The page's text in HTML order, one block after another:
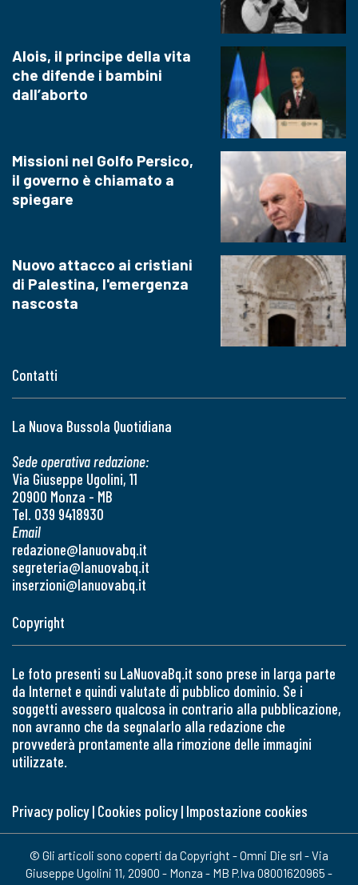
Contatti
La Nuova Bussola Quotidiana
Sede operativa redazione:
Via Giuseppe Ugolini, 11
20900 Monza - MB
Tel. 039 9418930
Email
redazione@lanuovabq.it
segreteria@lanuovabq.it
inserzioni@lanuovabq.it
Alois, il principe della vita
che difende i bambini
dall’aborto
Missioni nel Golfo Persico,
il governo è chiamato a
spiegare
Nuovo attacco ai cristiani
di Palestina, l'emergenza
nascosta
Copyright
Le foto presenti su LaNuovaBq.it sono prese in larga parte
da Internet e quindi valutate di pubblico dominio. Se i
soggetti avessero qualcosa in contrario alla pubblicazione,
non avranno che da segnalarlo alla redazione che
provvederà prontamente alla rimozione delle immagini
utilizzate.
Privacy policy| Cookies policy| Impostazione cookies
© Gli articoli sono coperti da Copyright - Omni Die srl - Via
Giuseppe Ugolini 11, 20900 - Monza - MB P.Iva 08001620965 -